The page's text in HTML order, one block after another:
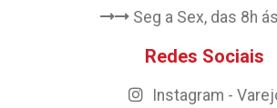
Seg a Sex, das 8h
Redes Sociais
Instagram -